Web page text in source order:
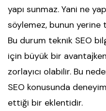
yapı sunmaz. Yani ne
söylemez, bunun yerine
Bu durum teknik SEO
için büyük bir
zorlayıcı olabilir. Bu
SEO konusunda
ettiği bir eklentidir.